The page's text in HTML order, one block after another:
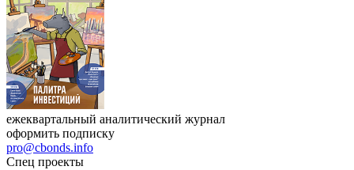
ежеквартальный аналитический журнал
оформить подписку
pro@cbonds.info
Спец проекты